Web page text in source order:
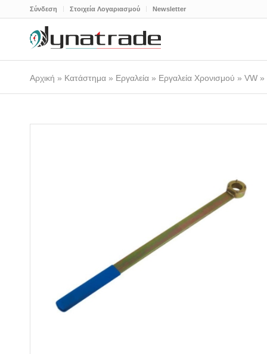
Σύνδεση Στοιχεία Λογαριασμού Newsletter
Αρχική » Κατάστημα » Εργαλεία » Εργαλεία Χρονισμού » VW »